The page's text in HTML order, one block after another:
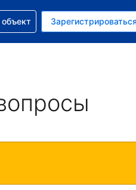
рубль
русском
Зарегистрироваться